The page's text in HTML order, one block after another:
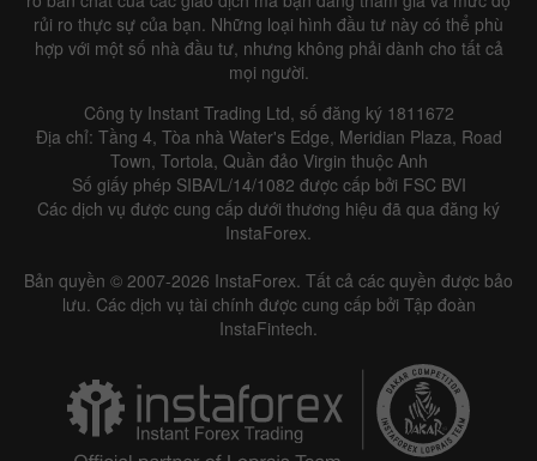
Data not found
Details about the event
History
Actual Forecast
Data not found
rủi ro thực sự của bạn. Những loại hình đầu tư này có thể phù
hợp với một số nhà đầu tư, nhưng không phải dành cho tất cả
mọi người.
Công ty Instant Trading Ltd, số đăng ký 1811672
Địa chỉ: Tầng 4, Tòa nhà Water's Edge, Meridian Plaza, Road
Town, Tortola, Quần đảo Virgin thuộc Anh
Số giấy phép SIBA/L/14/1082 được cấp bởi FSC BVI
Các dịch vụ được cung cấp dưới thương hiệu đã qua đăng ký
InstaForex.
Bản quyền © 2007-2026 InstaForex. Tất cả các quyền được bảo
lưu. Các dịch vụ tài chính được cung cấp bởi Tập đoàn
InstaFintech.